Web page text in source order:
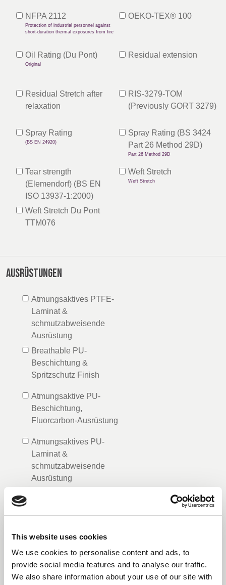
This website uses cookies
We use cookies to personalise content and ads, to
provide social media features and to analyse our traffic.
We also share information about your use of our site with
NFPA 2112
Protection of industrial personnel against
short-duration thermal exposures from fire
OEKO-TEX® 100
Oil Rating (Du Pont)
Original
Residual extension
Residual Stretch after
relaxation
RIS-3279-TOM
(Previously GORT 3279)
Spray Rating
(BS EN 24920)
Spray Rating (BS 3424
Part 26 Method 29D)
Part 26 Method 29D
Tear strength
(Elemendorf) (BS EN
ISO 13937-1:2000)
Weft Stretch
Weft Stretch
Weft Stretch Du Pont
TTM076
Ausrüstungen
Atmungsaktives PTFE-
Laminat &
schmutzabweisende
Ausrüstung
Breathable PU-
Beschichtung &
Spritzschutz Finish
Atmungsaktive PU-
Beschichtung,
Fluorcarbon-Ausrüstung
Atmungsaktives PU-
Laminat &
schmutzabweisende
Ausrüstung
Crease wider